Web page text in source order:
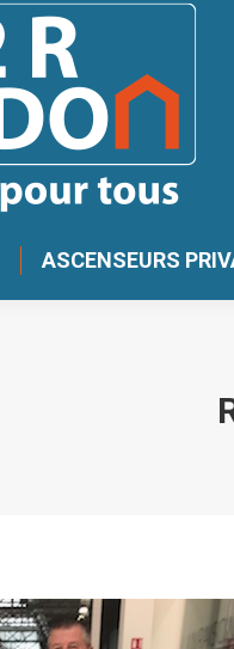
ASCENSEURS